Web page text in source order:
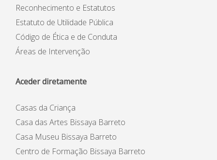
Reconhecimento e Estatutos
Estatuto de Utilidade Pública
Código de Ética e de Conduta
Áreas de Intervenção
Aceder diretamente
Casas da Criança
Casa das Artes Bissaya Barreto
Casa Museu Bissaya Barreto
Centro de Formação Bissaya Barreto